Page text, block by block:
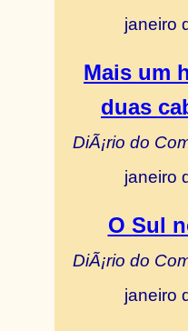
janeiro
Mais um
duas
DiÃ¡rio do
janeiro
O Sul
DiÃ¡rio do
janeiro